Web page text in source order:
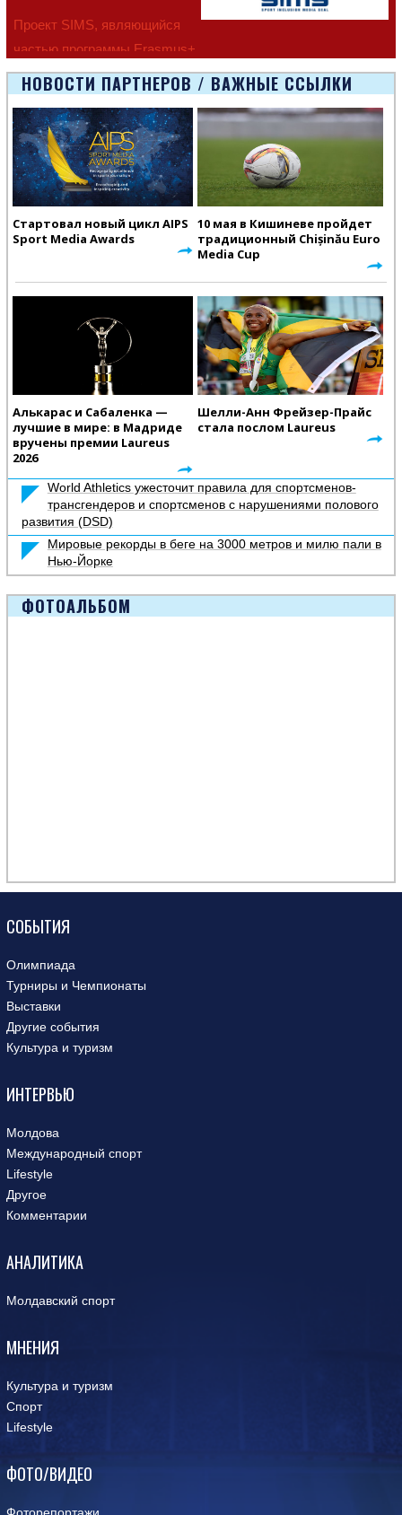
Проект SIMS, являющийся
частью программы Erasmus+
Европейско
НОВОСТИ ПАРТНЕРОВ / ВАЖНЫЕ ССЫЛКИ
Стартовал новый цикл AIPS
Sport Media Awards
10 мая в Кишиневе пройдет
традиционный Chișinău Euro
Media Cup
Алькарас и Сабаленка —
лучшие в мире: в Мадриде
вручены премии Laureus
2026
Шелли-Анн Фрейзер-Прайс
стала послом Laureus
World Athletics ужесточит правила для спортсменов-
трансгендеров и спортсменов с нарушениями полового
развития (DSD)
Мировые рекорды в беге на 3000 метров и милю пали в
Нью-Йорке
ФОТОАЛЬБОМ
СОБЫТИЯ
Олимпиада
Турниры и Чемпионаты
Выставки
Другие события
Культура и туризм
ИНТЕРВЬЮ
Молдова
Международный спорт
Lifestyle
Другое
Комментарии
АНАЛИТИКА
Молдавский спорт
МНЕНИЯ
Культура и туризм
Спорт
Lifestyle
ФОТО/ВИДЕО
Фоторепортажи